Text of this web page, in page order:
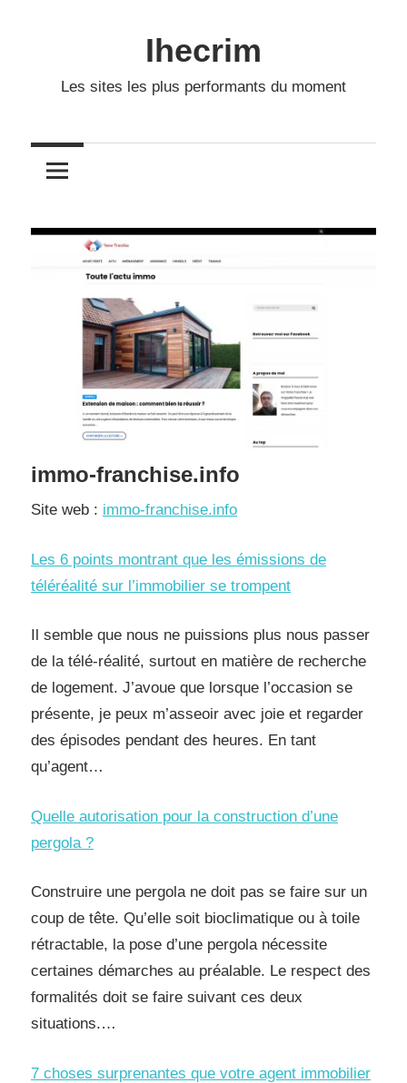
Ihecrim
Les sites les plus performants du moment
immo-franchise.info
Site web : immo-franchise.info
Les 6 points montrant que les émissions de
téléréalité sur l’immobilier se trompent
Il semble que nous ne puissions plus nous passer
de la télé-réalité, surtout en matière de recherche
de logement. J’avoue que lorsque l’occasion se
présente, je peux m’asseoir avec joie et regarder
des épisodes pendant des heures. En tant
qu’agent…
Quelle autorisation pour la construction d’une
pergola ?
Construire une pergola ne doit pas se faire sur un
coup de tête. Qu’elle soit bioclimatique ou à toile
rétractable, la pose d’une pergola nécessite
certaines démarches au préalable. Le respect des
formalités doit se faire suivant ces deux
situations.…
7 choses surprenantes que votre agent immobilier